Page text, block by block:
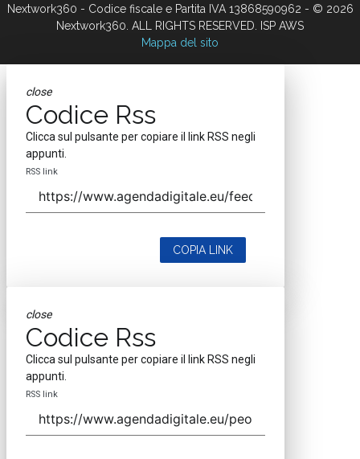
Nextwork360 - Codice fiscale e Partita IVA 13868590962 - © 2026
Nextwork360. ALL RIGHTS RESERVED. ISP AWS
Mappa del sito
close
Codice Rss
Clicca sul pulsante per copiare il link RSS negli
appunti.
RSS link
COPIA LINK
close
Codice Rss
Clicca sul pulsante per copiare il link RSS negli
appunti.
RSS link